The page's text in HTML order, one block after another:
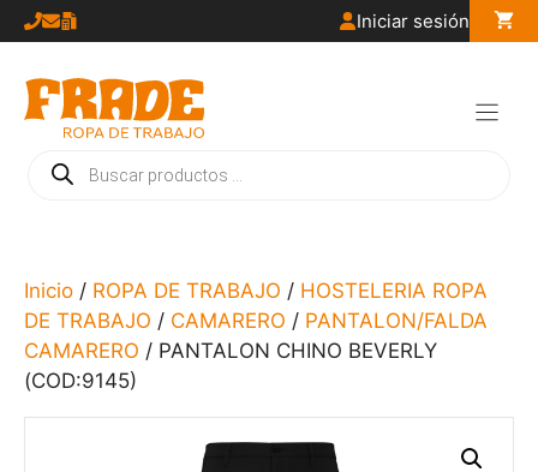
Saltar
al
contenido
Iniciar sesión
Búsqueda
de
Inicio / ROPA DE TRABAJO / HOSTELERIA ROPA
DE TRABAJO / CAMARERO / PANTALON/FALDA
CAMARERO / PANTALON CHINO BEVERLY
(COD:9145)